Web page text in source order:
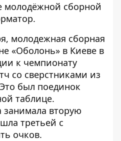
молодёжной сборной
.
молодежная сборная
«Оболонь» в Киеве в
к чемпионату
со сверстниками из
был поединок
таблице.
занимала вторую
третьей с
очков.